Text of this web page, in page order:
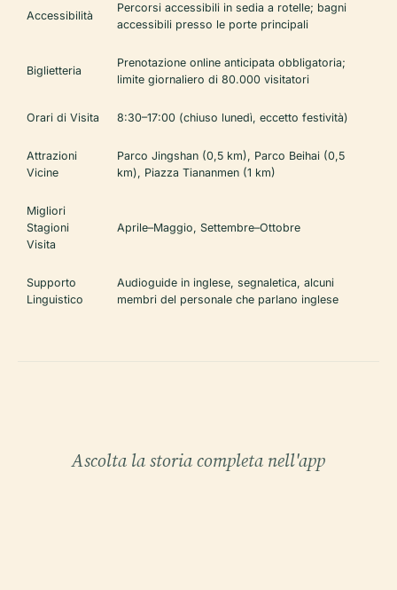
Accessibilità
Percorsi accessibili in sedia a rotelle; bagni
accessibili presso le porte principali
Biglietteria
Prenotazione online anticipata obbligatoria;
limite giornaliero di 80.000 visitatori
Orari di Visita 8:30–17:00 (chiuso lunedì, eccetto festività)
Attrazioni
Vicine
Parco Jingshan (0,5 km), Parco Beihai (0,5
km), Piazza Tiananmen (1 km)
Migliori
Stagioni
Visita
Aprile–Maggio, Settembre–Ottobre
Supporto
Linguistico
Audioguide in inglese, segnaletica, alcuni
membri del personale che parlano inglese
Ascolta la storia completa nell'app